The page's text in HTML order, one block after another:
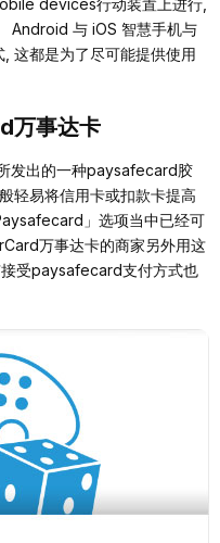
devices⾏动装置上进⾏,
Android 与 iOS 智慧⼿机与
这都是为了尽可能提供使⽤
万事达卡
发出的⼀种paysafecard胶
轻易将信⽤卡或扣款卡提⾼
」选项当中已经可
万事达卡的商家另外⽤这
受paysafecard⽀付⽅式也